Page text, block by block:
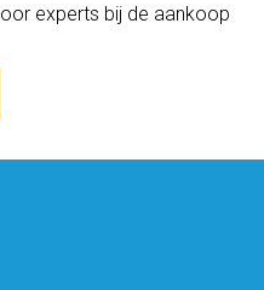
experts bij de aankoop